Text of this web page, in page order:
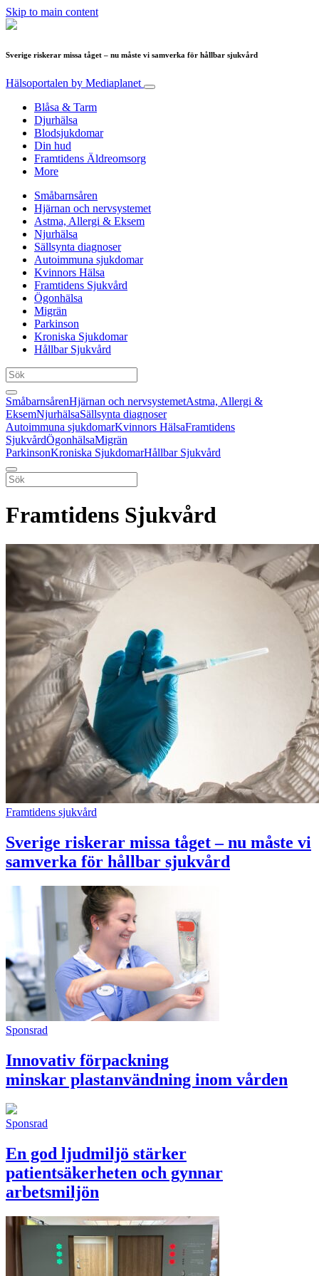
Skip to main content
Sverige riskerar missa tåget – nu måste vi samverka för hållbar sjukvård
Hälsoportalen by Mediaplanet
Blåsa & Tarm
Djurhälsa
Blodsjukdomar
Din hud
Framtidens Äldreomsorg
More
Småbarnsåren
Hjärnan och nervsystemet
Astma, Allergi & Eksem
Njurhälsa
Sällsynta diagnoser
Autoimmuna sjukdomar
Kvinnors Hälsa
Framtidens Sjukvård
Ögonhälsa
Migrän
Parkinson
Kroniska Sjukdomar
Hållbar Sjukvård
SmåbarnsårenHjärnan och nervsystemetAstma, Allergi &
EksemNjurhälsaSällsynta diagnoser
Autoimmuna sjukdomarKvinnors HälsaFramtidens
SjukvårdÖgonhälsaMigrän
ParkinsonKroniska SjukdomarHållbar Sjukvård
Framtidens Sjukvård
Framtidens sjukvård
Sverige riskerar missa tåget – nu måste vi
samverka för hållbar sjukvård
Sponsrad
Innovativ förpackning
minskar plastanvändning inom vården
Sponsrad
En god ljudmiljö stärker
patientsäkerheten och gynnar
arbetsmiljön